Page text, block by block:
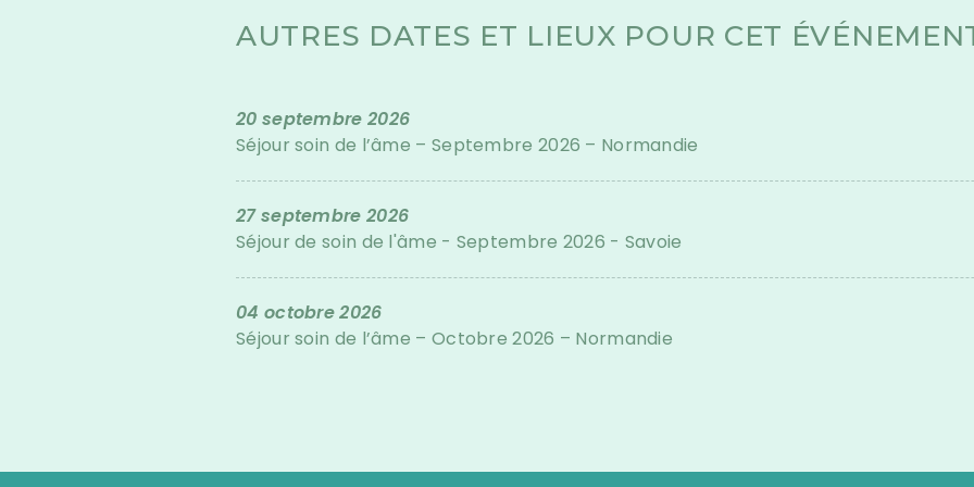
2026
AUTRES DATES ET LIEUX POUR CET
20 septembre 2026
Séjour soin de l’âme – Septembre 2026 – Normandie
27 septembre 2026
Séjour de soin de l'âme - Septembre 2026 - Savoie
04 octobre 2026
Séjour soin de l’âme – Octobre 2026 – Normandie